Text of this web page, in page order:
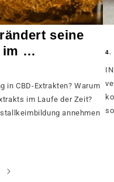
seine
im …
in CBD-Extrakten? Warum
im Laufe der Zeit?
annehmen
4.